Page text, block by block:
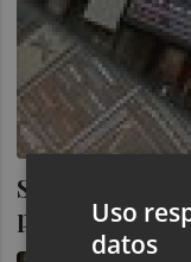
Suave
pendiente de
Uso
datos